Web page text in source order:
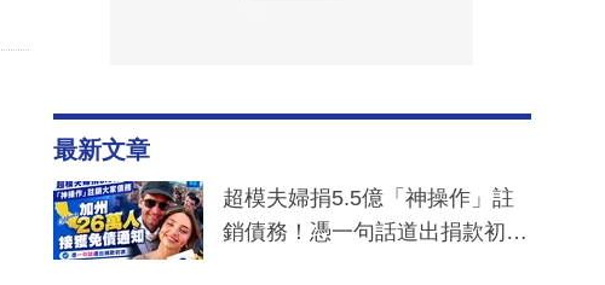
最新文章
超模夫婦捐5.5億「神操作」註
銷債務！憑一句話道出捐款初